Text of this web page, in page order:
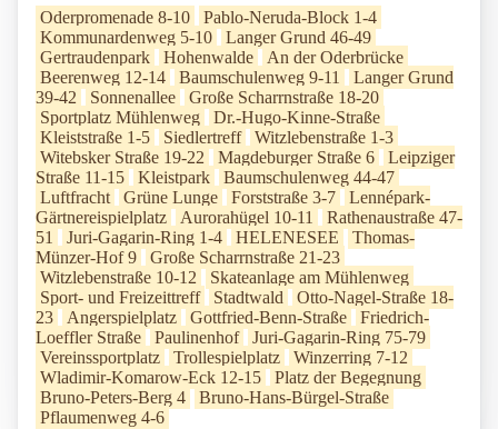
Oderpromenade 8-10
Pablo-Neruda-Block 1-4
Kommunardenweg 5-10
Langer Grund 46-49
Gertraudenpark
Hohenwalde
An der Oderbrücke
Beerenweg 12-14
Baumschulenweg 9-11
Langer Grund
39-42
Sonnenallee
Große Scharrnstraße 18-20
Sportplatz Mühlenweg
Dr.-Hugo-Kinne-Straße
Kleiststraße 1-5
Siedlertreff
Witzlebenstraße 1-3
Witebsker Straße 19-22
Magdeburger Straße 6
Leipziger
Straße 11-15
Kleistpark
Baumschulenweg 44-47
Luftfracht
Grüne Lunge Forststraße 3-7
Lennépark-
Gärtnereispielplatz
Aurorahügel 10-11
Rathenaustraße 47-
51
Juri-Gagarin-Ring 1-4 HELENESEE
Thomas-
Münzer-Hof 9
Große Scharrnstraße 21-23
Witzlebenstraße 10-12
Skateanlage am Mühlenweg
Sport- und Freizeittreff
Stadtwald
Otto-Nagel-Straße 18-
23
Angerspielplatz Gottfried-Benn-Straße
Friedrich-
Loeffler Straße
Paulinenhof
Juri-Gagarin-Ring 75-79
Vereinssportplatz
Trollespielplatz
Winzerring 7-12
Wladimir-Komarow-Eck 12-15
Platz der Begegnung
Bruno-Peters-Berg 4
Bruno-Hans-Bürgel-Straße
Pflaumenweg 4-6